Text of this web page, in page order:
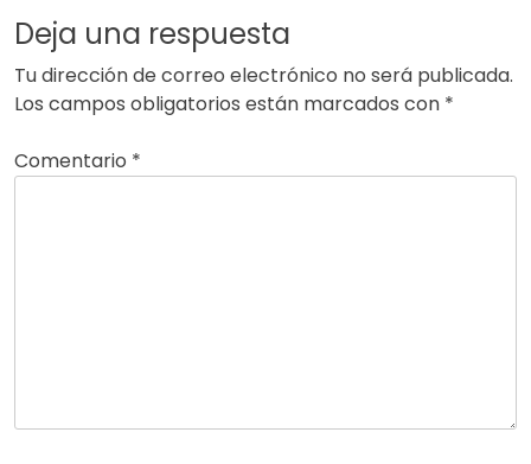
Deja una respuesta
Tu dirección de correo electrónico no será publicada.
Los campos obligatorios están marcados con *
Comentario *